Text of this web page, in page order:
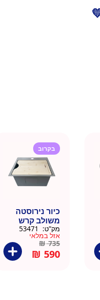
בקרוב
כיור נירוסטה
משולב קרש
חיתוך במבוק
35.5×40.5
מק”ט:
אזל במלאי
₪735
₪ 590